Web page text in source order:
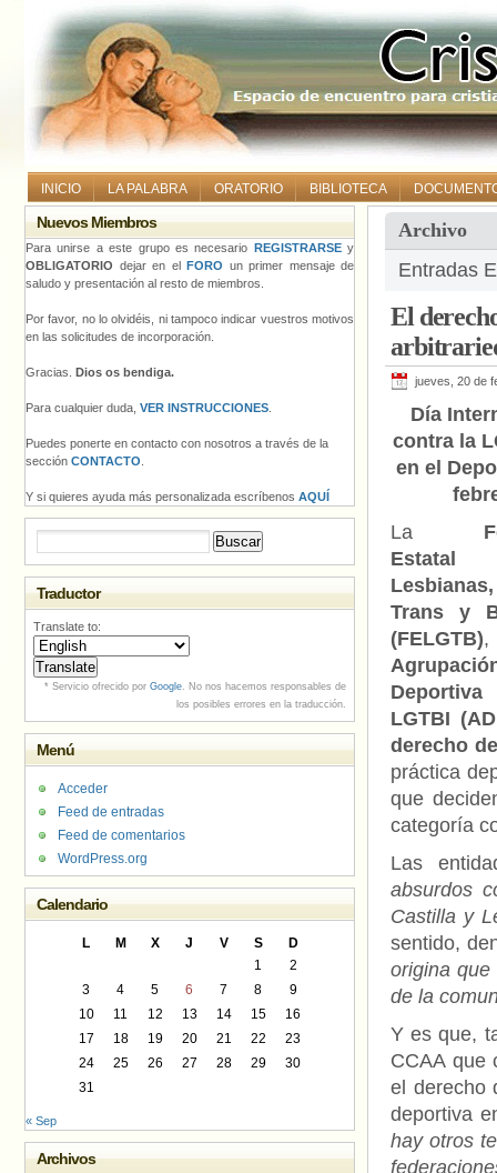
INICIO LA PALABRA ORATORIO BIBLIOTECA
Archivo
Entradas
El
jueves, 20 de
Día
contra la
en el
La
Trans y
(FELGTB)
LGTBI
derecho
práctica
que
categoría
Las
absurdos
Castilla y
sentido,
origina que
de la
Y es que,
CCAA que
el derecho
deportiva
hay otros
Nuevos Miembros
Para unirse a este grupo es necesario REGISTRARSEy
OBLIGATORIO dejar en el FORO un primer mensaje de
saludo y presentación al resto de miembros.
Por favor, no lo olvidéis, ni tampoco indicar vuestros motivos
en las solicitudes de incorporación.
Gracias. Dios os bendiga.
Para cualquier duda, VER INSTRUCCIONES
Puedes ponerte en contacto con nosotros a través de la
sección CONTACTO
Y si quieres ayuda más personalizada escríbenos AQUÍ
Traductor
Translate to:
* Servicio ofrecido por Google. No nos hacemos responsables de
los posibles errores en la traducción.
Menú
Acceder
Feed de entradas
Feed de comentarios
WordPress.org
Calendario
L M X J V S
D
1
2
3
4 5 6 7 8
9
10
11 12 13 14 15
16
17
18 19 20 21 22
23
24
25 26 27 28 29
30
31
« Sep
Archivos